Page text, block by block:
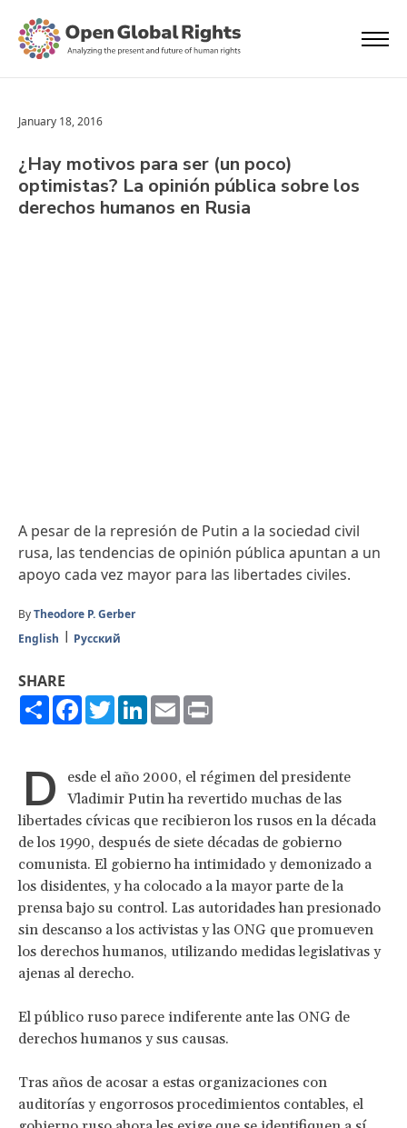
January 18, 2016
¿Hay motivos para ser (un poco)
optimistas? La opinión pública sobre los
derechos humanos en Rusia
A pesar de la represión de Putin a la sociedad civil
rusa, las tendencias de opinión pública apuntan a un
apoyo cada vez mayor para las libertades civiles.
ByTheodore P. Gerber
English
Русский
SHARE
ShareFacebook
TwitterLinkedIn
Email
D
esde el año 2000, el régimen del presidente
Vladimir Putin ha revertido muchas de las
libertades cívicas que recibieron los rusos en la década
de los 1990, después de siete décadas de gobierno
comunista. El gobierno ha intimidado y demonizado a
los disidentes, y ha colocado a la mayor parte de la
prensa bajo su control. Las autoridades han presionado
sin descanso a los activistas y las ONG que promueven
los derechos humanos, utilizando medidas legislativas y
ajenas al derecho.
El público ruso parece indiferente ante las ONG de
derechos humanos y sus causas.
Tras años de acosar a estas organizaciones con
auditorías y engorrosos procedimientos contables, el